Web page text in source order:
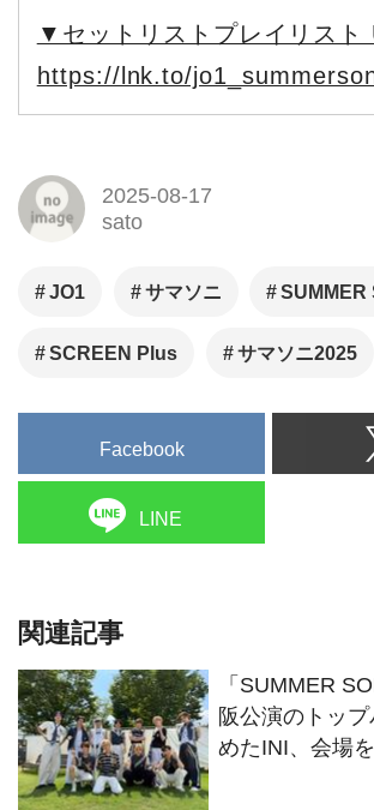
▼セットリストプレイリスト
https://lnk.to/
2025-08-17
sato
JO1 サマソニ SUMMER
SCREEN Plus サマソニ2025
Facebook
LINE
関連記事
「SUMMER
阪公演のトッ
めたINI、会場